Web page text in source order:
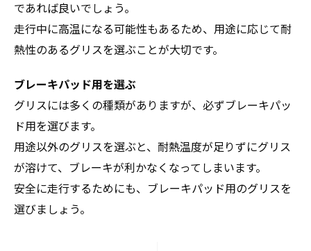
であれば良いでしょう。
走行中に高温になる可能性もあるため、用途に応じて耐
熱性のあるグリスを選ぶことが大切です。
ブレーキパッド用を選ぶ
グリスには多くの種類がありますが、必ずブレーキパッ
ド用を選びます。
用途以外のグリスを選ぶと、耐熱温度が足りずにグリス
が溶けて、ブレーキが利かなくなってしまいます。
安全に走行するためにも、ブレーキパッド用のグリスを
選びましょう。